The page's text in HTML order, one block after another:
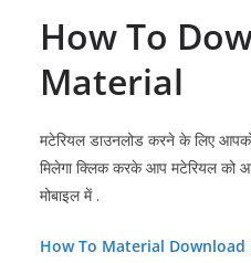
How To
Material
मटेरियल डाउनलोड करने के लिए
मिलेगा क्लिक करके आप मटेरियल को
मोबाइल में .
How To Material Download